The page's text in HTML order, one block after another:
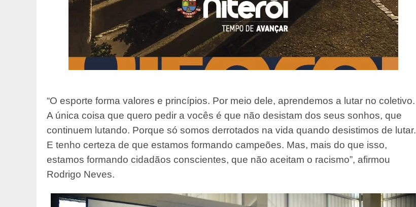
“O esporte forma valores e princípios. Por meio dele, aprendemos a lutar no coletivo.
A única coisa que quero pedir a vocês é que não desistam dos seus sonhos, que
continuem lutando. Porque só somos derrotados na vida quando desistimos de lutar.
E tenho certeza de que estamos formando campeões. Mas, mais do que isso,
estamos formando cidadãos conscientes, que não aceitam o racismo”, afirmou
Rodrigo Neves.